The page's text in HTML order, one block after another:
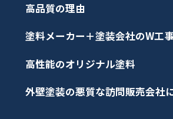
高品質の理由
塗料メーカー＋塗装会社のW工
高性能のオリジナル塗料
外壁塗装の悪質な訪問販売会社